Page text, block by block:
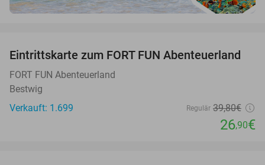
32%
Eintrittskarte zum FORT FUN Abenteuerland
FORT FUN Abenteuerland
Bestwig
Verkauft: 1.699
Regulär 39,80€
26,90€